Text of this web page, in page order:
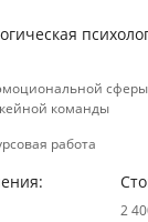
сферы
команды
работа
2